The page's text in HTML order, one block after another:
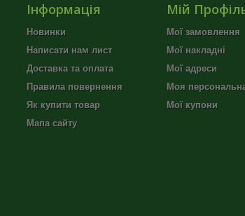
Інформація
Новинки
Написати нам лист
Доставка та оплата
Правила повернення
Як купити товар
Мапа сайту
Мій
Мої замовлення
Мої накладні
Мої адреси
Моя
Мої купони